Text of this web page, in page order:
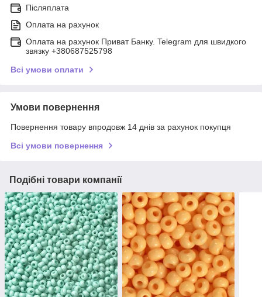
Післяплата
Оплата на рахунок
Оплата на рахунок Приват Банку. Telegram для швидкого
звязку +380687525798
Всі умови оплати
Умови повернення
Повернення товару впродовж 14 днів за рахунок покупця
Всі умови повернення
Подібні товари компанії